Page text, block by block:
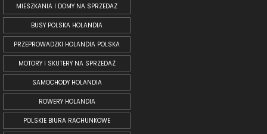
MIESZKANIA I DOMY NA SPRZEDAŻ
BUSY POLSKA HOLANDIA
PRZEPROWADZKI HOLANDIA POLSKA
MOTORY I SKUTERY NA SPRZEDAŻ
SAMOCHODY HOLANDIA
ROWERY HOLANDIA
POLSKIE BIURA RACHUNKOWE